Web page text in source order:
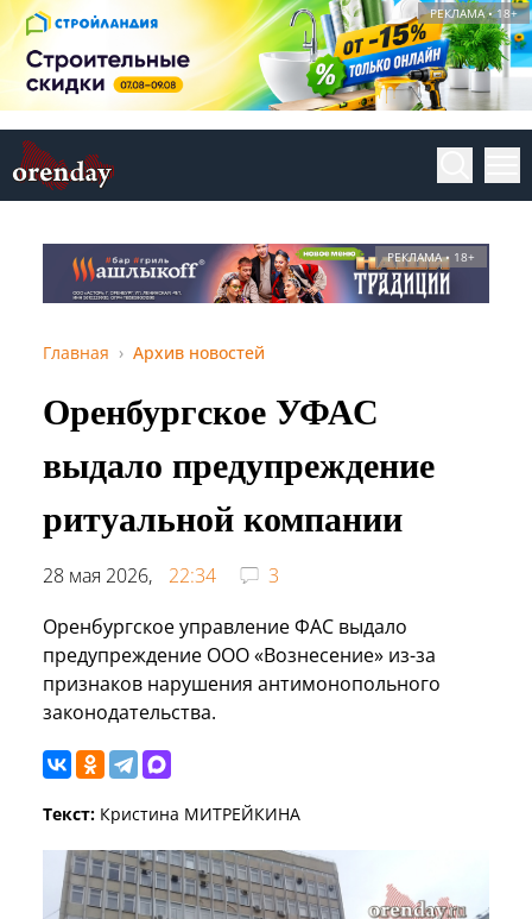
РЕКЛАМА • 18+
РЕКЛАМА • 18+
Главная Архив новостей
Оренбургское УФАС
выдало предупреждение
ритуальной компании
28 мая 2026, 22:34
3
Оренбургское управление ФАС выдало
предупреждение ООО «Вознесение» из-за
признаков нарушения антимонопольного
законодательства.
Текст: Кристина МИТРЕЙКИНА